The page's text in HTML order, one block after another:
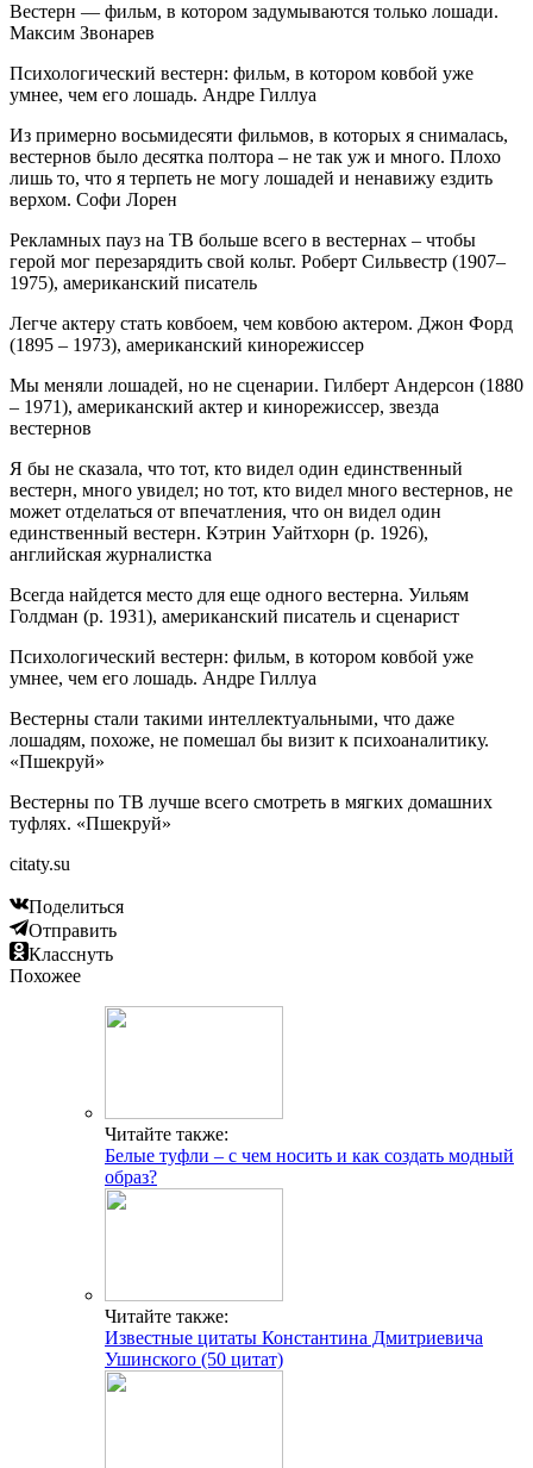
Вестерн — фильм, в котором задумываются только лошади.
Максим Звонарев
Психологический вестерн: фильм, в котором ковбой уже
умнее, чем его лошадь. Андре Гиллуа
Из примерно восьмидесяти фильмов, в которых я снималась,
вестернов было десятка полтора – не так уж и много. Плохо
лишь то, что я терпеть не могу лошадей и ненавижу ездить
верхом. Софи Лорен
Рекламных пауз на ТВ больше всего в вестернах – чтобы
герой мог перезарядить свой кольт. Роберт Сильвестр (1907–
1975), американский писатель
Легче актеру стать ковбоем, чем ковбою актером. Джон Форд
(1895 – 1973), американский кинорежиссер
Мы меняли лошадей, но не сценарии. Гилберт Андерсон (1880
– 1971), американский актер и кинорежиссер, звезда
вестернов
Я бы не сказала, что тот, кто видел один единственный
вестерн, много увидел; но тот, кто видел много вестернов, не
может отделаться от впечатления, что он видел один
единственный вестерн. Кэтрин Уайтхорн (р. 1926),
английская журналистка
Всегда найдется место для еще одного вестерна. Уильям
Голдман (р. 1931), американский писатель и сценарист
Психологический вестерн: фильм, в котором ковбой уже
умнее, чем его лошадь. Андре Гиллуа
Вестерны стали такими интеллектуальными, что даже
лошадям, похоже, не помешал бы визит к психоаналитику.
«Пшекруй»
Вестерны по ТВ лучше всего смотреть в мягких домашних
туфлях. «Пшекруй»
citaty.su
Поделиться
Отправить
Класснуть
Похожее
Читайте также:
Белые туфли – с чем носить и как создать модный
образ?
Читайте также:
Известные цитаты Константина Дмитриевича
Ушинского (50 цитат)